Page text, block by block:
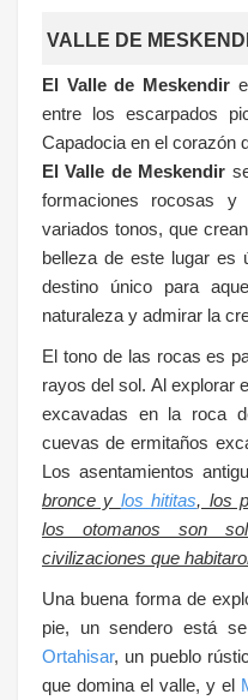
VALLE DE
El Valle de Meskendir
entre los escarpados
Capadocia en el corazón
El Valle de Meskendir
formaciones rocosas y
variados tonos, quecrean
belleza deestelugares
destino único para aqu
naturaleza y admirar la
El tono de las rocas es
rayos del sol. Al explorar
excavadas en la roca
cuevas de ermitaños
Los asentamientos
bronce y los hititas, los
los otomanos son
civilizaciones que
Una buena forma de
pie, un sendero está
Ortahisar, un pueblo
que domina el valle, y el